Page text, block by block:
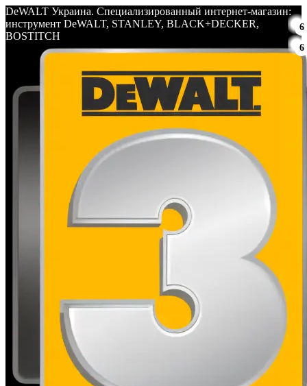
DeWALT Украина. Специализированный интернет-магазин:
инструмент DeWALT, STANLEY, BLACK+DECKER,
BOSTITCH
6
6